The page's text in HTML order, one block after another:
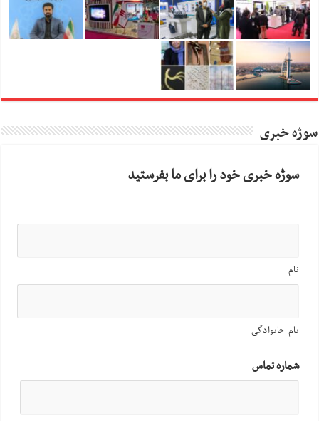
سوژه خبری
سوژه خبری خود را برای ما بفرستید
نام
نام خانوادگی
شماره تماس